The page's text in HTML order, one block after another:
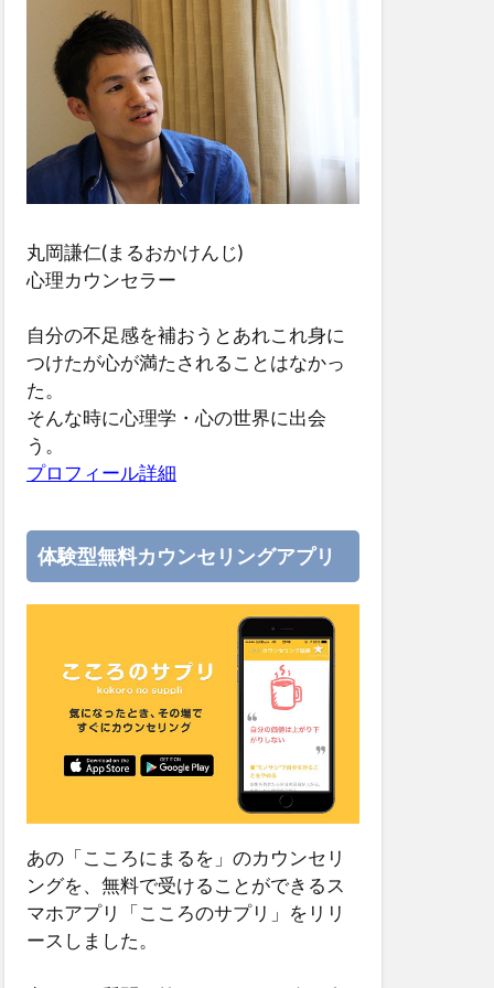
丸岡謙仁(まるおかけんじ)
心理カウンセラー
自分の不足感を補おうとあれこれ身に
つけたが心が満たされることはなかっ
た。
そんな時に心理学・心の世界に出会
う。
プロフィール詳細
体験型無料カウンセリングアプリ
あの「こころにまるを」のカウンセリ
ングを、無料で受けることができるス
マホアプリ「こころのサプリ」をリリ
ースしました。